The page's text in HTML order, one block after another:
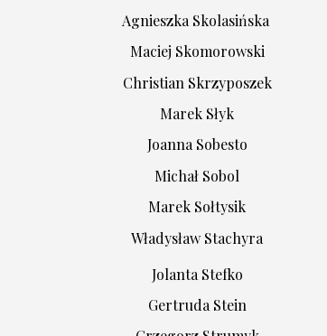
Agnieszka Skolasińska
Maciej Skomorowski
Christian Skrzyposzek
Marek Słyk
Joanna Sobesto
Michał Sobol
Marek Sołtysik
Władysław Stachyra
Jolanta Stefko
Gertruda Stein